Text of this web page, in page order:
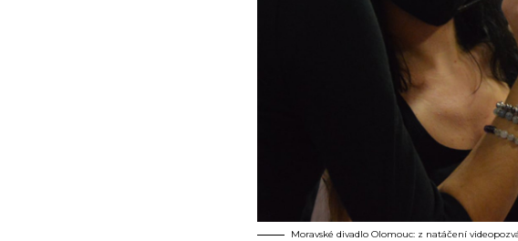
Moravské divadlo Olomouc: z natáčení